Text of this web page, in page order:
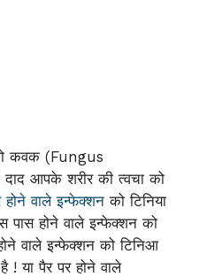
कवक (Fungus
आपके शरीर की त्वचा को
होने वाले इन्फेक्शन को टिनिया
पास होने वाले इन्फेक्शन को
वाले इन्फेक्शन को टिनिआ
या पैर पर होने वाले